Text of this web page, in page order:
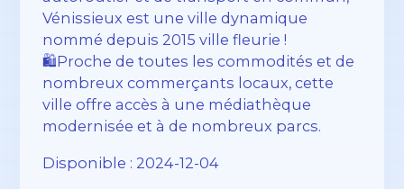
Vénissieux est une ville dynamique
nommé depuis 2015 ville fleurie !
🛍️Proche de toutes les commodités et de
nombreux commerçants locaux, cette
ville offre accès à une médiathèque
modernisée et à de nombreux parcs.
Disponible : 2024-12-04